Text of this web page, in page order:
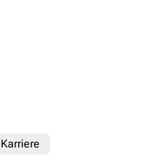
Karriere